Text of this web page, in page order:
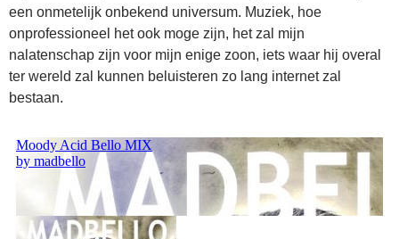
een onmetelijk onbekend universum. Muziek, hoe
onprofessioneel het ook moge zijn, het zal mijn
nalatenschap zijn voor mijn enige zoon, iets waar hij overal
ter wereld zal kunnen beluisteren zo lang internet zal
bestaan.